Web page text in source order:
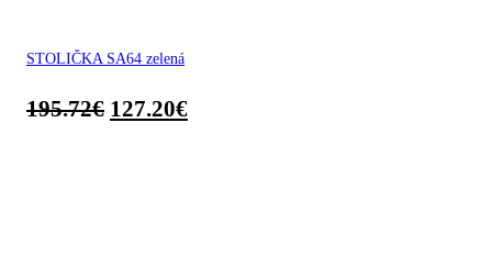
STOLIČKA SA64 zelená
195.72€ 127.20€